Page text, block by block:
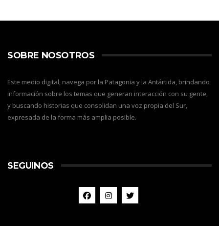
SOBRE NOSOTROS
Este medio digital, navega por la Patagonia y la Antártida, brindando
información sobre los temas que generan interacción con su gente,
y buscando historias que consolidan una voz propia del Sur,
expresada de la forma más amplia posible.
SEGUINOS